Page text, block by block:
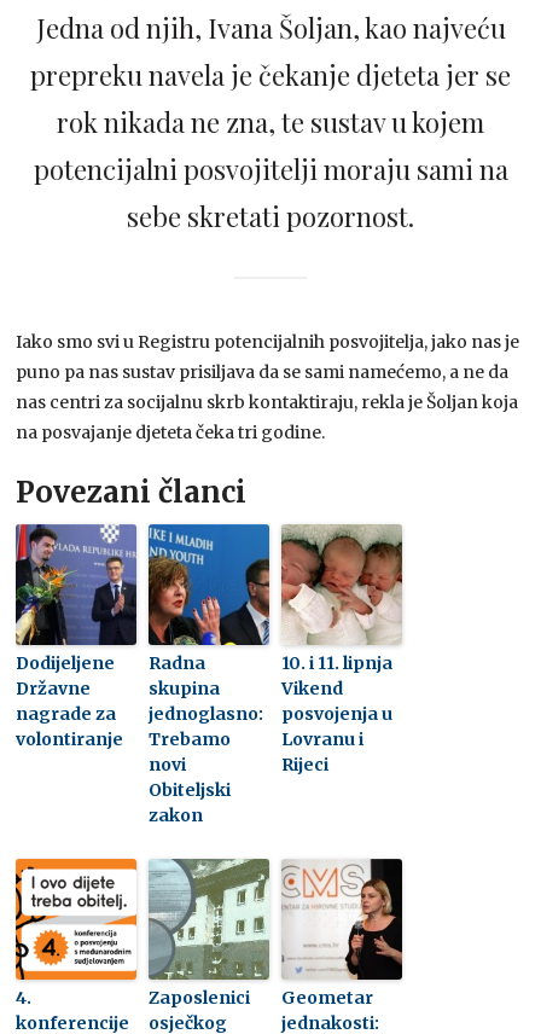
Jedna od njih, Ivana Šoljan, kao najveću
prepreku navela je čekanje djeteta jer se
rok nikada ne zna, te sustav u kojem
potencijalni posvojitelji moraju sami na
sebe skretati pozornost.
Iako smo svi u Registru potencijalnih posvojitelja, jako nas je
puno pa nas sustav prisiljava da se sami namećemo, a ne da
nas centri za socijalnu skrb kontaktiraju, rekla je Šoljan koja
na posvajanje djeteta čeka tri godine.
Povezani članci
Dodijeljene
Državne
nagrade za
volontiranje
Radna
skupina
jednoglasno:
Trebamo
novi
Obiteljski
zakon
10. i 11. lipnja
Vikend
posvojenja u
Lovranu i
Rijeci
4.
konferencije
Zaposlenici
osječkog
Geometar
jednakosti: